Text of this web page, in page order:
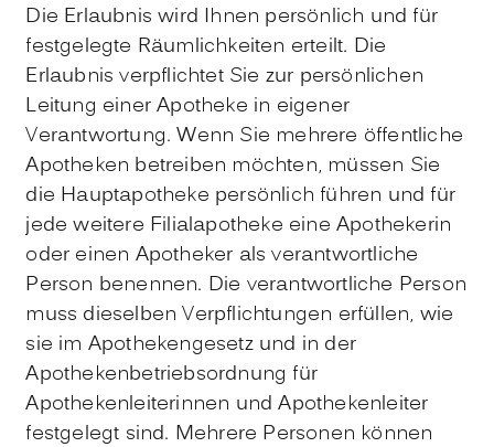
Die Erlaubnis wird Ihnen persönlich und für
festgelegte Räumlichkeiten erteilt. Die
Erlaubnis verpflichtet Sie zur persönlichen
Leitung einer Apotheke in eigener
Verantwortung. Wenn Sie mehrere öffentliche
Apotheken betreiben möchten, müssen Sie
die Hauptapotheke persönlich führen und für
jede weitere Filialapotheke eine Apothekerin
oder einen Apotheker als verantwortliche
Person benennen. Die verantwortliche Person
muss dieselben Verpflichtungen erfüllen, wie
sie im Apothekengesetz und in der
Apothekenbetriebsordnung für
Apothekenleiterinnen und Apothekenleiter
festgelegt sind. Mehrere Personen können